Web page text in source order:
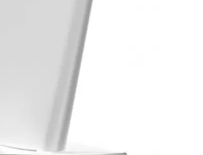
обраних вами платежів, від 2
за допомогою
або за консультацією нашого
розстрочки, в застосунку
має бути відкритий ліміт на
чи ОПЛАТА